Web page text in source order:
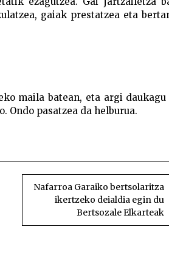
gaiak prestatzea eta
maila batean, eta argi
Ondo pasatzea da helburua.
Nafarroa Garaiko bertsolaritza
ikertzeko deialdia egin du
Bertsozale Elkarteak